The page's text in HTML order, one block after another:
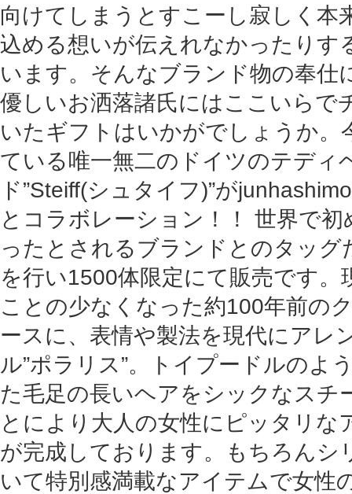
向けてしまうとすこーし寂しく本
込める想いが伝えれなかったりす
います。そんなブランド物の奉仕
優しいお洒落諸氏にはここいらで
いたギフトはいかがでしょうか。
ている唯一無二のドイツのテディ
ド”Steiff(シュタイフ)”が
とコラボレーション！！ 世界で
ったとされるブランドとのタッグ
を行い1500体限定にて販売です。
ことの少なくなった約100年前の
ースに、表情や製法を現代にアレ
ル”ポラリス”。トイプードルのよ
た毛足の長いヘアをシックなスチ
とにより大人の女性にピッタリな
が完成しております。もちろんシ
いて特別感満載なアイテムで女性